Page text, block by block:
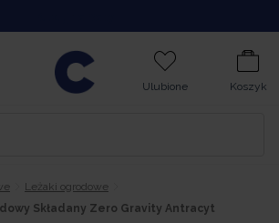
Ulubione Koszyk
Leżaki ogrodowe
Składany Zero Gravity Antracyt